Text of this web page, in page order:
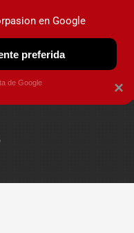
OBSERVATORIO
×
en Google
preferida
de Google